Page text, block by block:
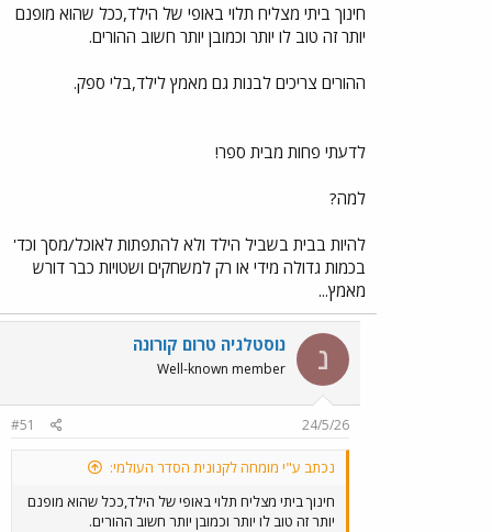
חינוך ביתי מצליח תלוי באופי של הילד,ככל שהוא מופנם
יותר זה טוב לו יותר וכמובן יותר חשוב ההורים.
ההורים צריכים לבנות גם מאמץ לילד,בלי ספק.
לדעתי פחות מבית ספר!
למה?
להיות בבית בשביל הילד ולא להתפתות לאוכל/מסך וכד'
בכמות גדולה מידי או רק למשחקים ושטויות כבר דורש
מאמץ...
נ נוסטלגיה טרום קורונה
Well-known member
24/5/26
#51
נכתב ע"י מומחה לקנונית הסדר העולמי:
חינוך ביתי מצליח תלוי באופי של הילד,ככל שהוא מופנם
יותר זה טוב לו יותר וכמובן יותר חשוב ההורים.